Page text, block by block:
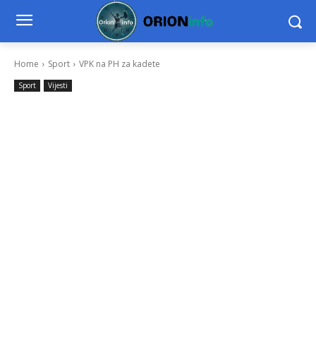
Home Sport VPK na PH za kadete
Sport Vijesti